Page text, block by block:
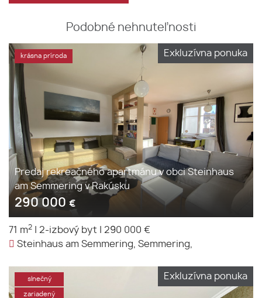
Podobné nehnuteľnosti
Exkluzívna ponuka
krásna príroda
Predaj rekreačného apartmánu v obci Steinhaus
am Semmering v Rakúsku
290 000 €
71 m2 2-izbový byt
290 000 €
Steinhaus am Semmering, Semmering,
Exkluzívna ponuka
slnečný
zariadený